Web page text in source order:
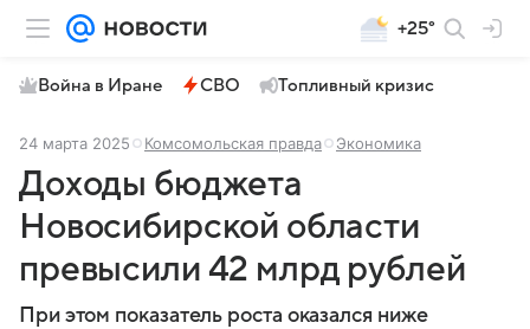
+25°
Война в Иране СВО Топливный кризис
24 марта 2025 Комсомольская правда Экономика
Доходы бюджета
Новосибирской области
превысили 42 млрд рублей
При этом показатель роста оказался ниже